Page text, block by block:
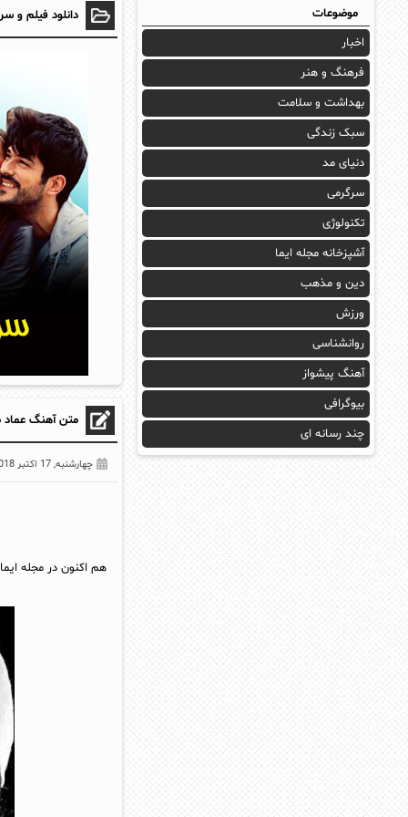
دانلود فیلم و
متن آهنگ عماد
چهارشنبه, 17 اکتبر 2018
هم اکنون در مجله
موضوعات
اخبار
فرهنگ و هنر
بهداشت و سلامت
سبک زندگی
دنیای مد
سرگرمی
تکنولوژی
آشپزخانه مجله ایما
دین و مذهب
ورزش
روانشناسی
آهنگ پیشواز
بیوگرافی
چند رسانه ای